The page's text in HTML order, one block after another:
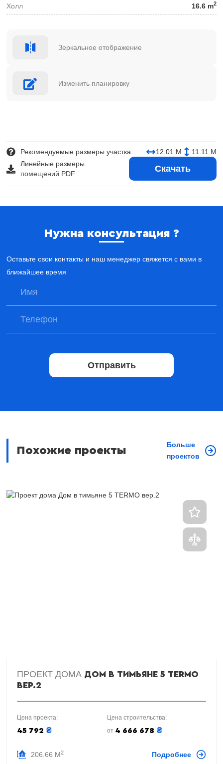
Холл 16.6 m2
Зеркальное отображение
Изменить планировку
Рекомендуемые размеры участка: 12.01 М
11.11 М
Линейные размеры
помещений PDF
Скачать
Нужна консультация ?
Оставьте свои контакты и наш менеджер свяжется с вами в
ближайшее время
Отправить
Похожие проекты
Больше
проектов
ПРОЕКТ ДОМА ДОМ В ТИМЬЯНЕ 5 TERMO
ВЕР.2
Цена проекта:
45 792 ₴
Цена строительства:
от 4 666 678 ₴
206.66 М2 Подробнее